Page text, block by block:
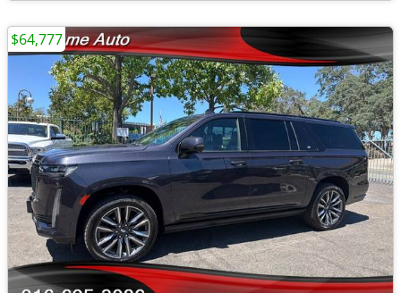
$64,777